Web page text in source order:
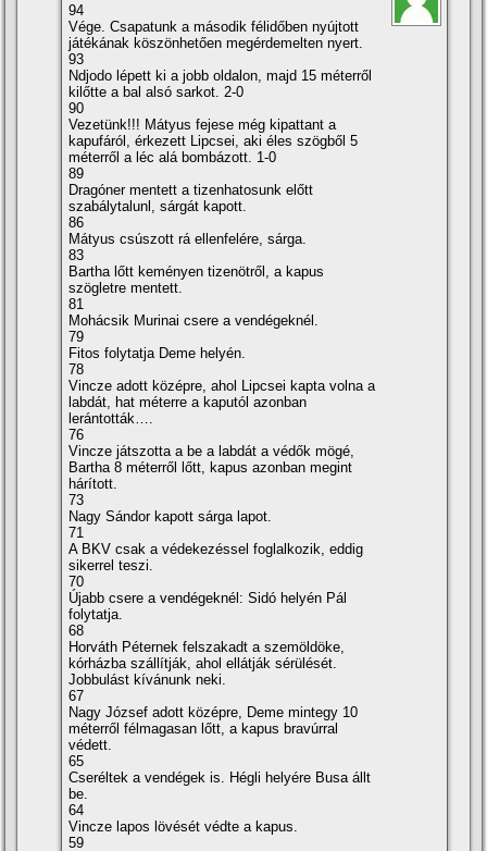
94
Vége. Csapatunk a második félidőben nyújtott
játékának köszönhetően megérdemelten nyert.
93
Ndjodo lépett ki a jobb oldalon, majd 15 méterről
kilőtte a bal alsó sarkot. 2-0
90
Vezetünk!!! Mátyus fejese még kipattant a
kapufáról, érkezett Lipcsei, aki éles szögből 5
méterről a léc alá bombázott. 1-0
89
Dragóner mentett a tizenhatosunk előtt
szabálytalunl, sárgát kapott.
86
Mátyus csúszott rá ellenfelére, sárga.
83
Bartha lőtt keményen tizenötről, a kapus
szögletre mentett.
81
Mohácsik Murinai csere a vendégeknél.
79
Fitos folytatja Deme helyén.
78
Vincze adott középre, ahol Lipcsei kapta volna a
labdát, hat méterre a kaputól azonban
lerántották….
76
Vincze játszotta a be a labdát a védők mögé,
Bartha 8 méterről lőtt, kapus azonban megint
hárí­tott.
73
Nagy Sándor kapott sárga lapot.
71
A BKV csak a védekezéssel foglalkozik, eddig
sikerrel teszi.
70
Újabb csere a vendégeknél: Sidó helyén Pál
folytatja.
68
Horváth Péternek felszakadt a szemöldöke,
kórházba szállí­tják, ahol ellátják sérülését.
Jobbulást kí­vánunk neki.
67
Nagy József adott középre, Deme mintegy 10
méterről félmagasan lőtt, a kapus bravúrral
védett.
65
Cseréltek a vendégek is. Hégli helyére Busa állt
be.
64
Vincze lapos lövését védte a kapus.
59